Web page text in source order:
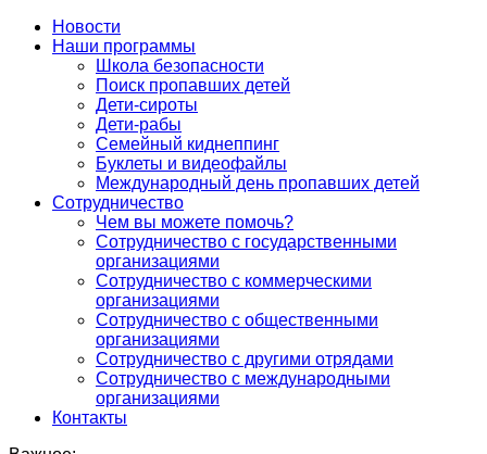
Новости
Наши программы
Школа безопасности
Поиск пропавших детей
Дети-сироты
Дети-рабы
Семейный киднеппинг
Буклеты и видеофайлы
Международный день пропавших детей
Сотрудничество
Чем вы можете помочь?
Сотрудничество с государственными
организациями
Сотрудничество с коммерческими
организациями
Сотрудничество с общественными
организациями
Сотрудничество с другими отрядами
Сотрудничество с международными
организациями
Контакты